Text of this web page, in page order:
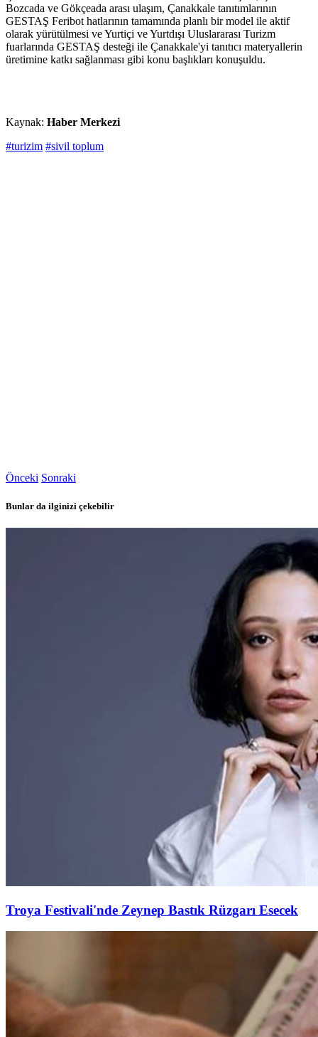
Bozcada ve Gökçeada arası ulaşım, Çanakkale tanıtımlarının
GESTAŞ Feribot hatlarının tamamında planlı bir model ile aktif
olarak yürütülmesi ve Yurtiçi ve Yurtdışı Uluslararası Turizm
fuarlarında GESTAŞ desteği ile Çanakkale'yi tanıtıcı materyallerin
üretimine katkı sağlanması gibi konu başlıkları konuşuldu.
Kaynak: Haber Merkezi
#turizim #sivil toplum
Önceki Sonraki
Bunlar da ilginizi çekebilir
Troya Festivali'nde Zeynep Bastık Rüzgarı Esecek